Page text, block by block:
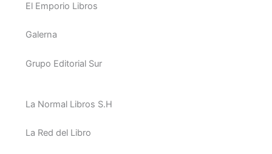
El Emporio Libros
Galerna
Grupo Editorial Sur
La Normal Libros S.H
La Red del Libro